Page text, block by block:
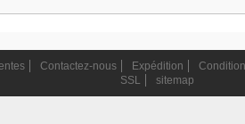
Contactez-nous Expédition
SSL
sitemap